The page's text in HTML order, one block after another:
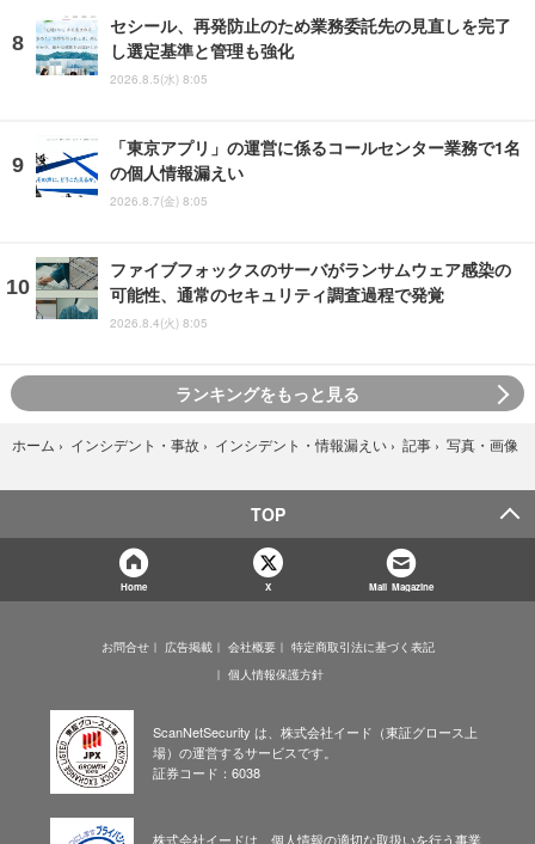
セシール、再発防止のため業務委託先の見直しを完了
し選定基準と管理も強化
2026.8.5(水) 8:05
「東京アプリ」の運営に係るコールセンター業務で1名
の個人情報漏えい
2026.8.7(金) 8:05
ファイブフォックスのサーバがランサムウェア感染の
可能性、通常のセキュリティ調査過程で発覚
2026.8.4(火) 8:05
ランキングをもっと見る
ホーム › インシデント・事故 › インシデント・情報漏えい › 記事 › 写真・画像
TOP
Home X Mail Magazine
お問合せ 広告掲載 会社概要
特定商取引法に基づく表記
個人情報保護方針
ScanNetSecurity は、株式会社イード（東証グロース上
場）の運営するサービスです。
証券コード：6038
株式会社イードは、個人情報の適切な取扱いを行う事業